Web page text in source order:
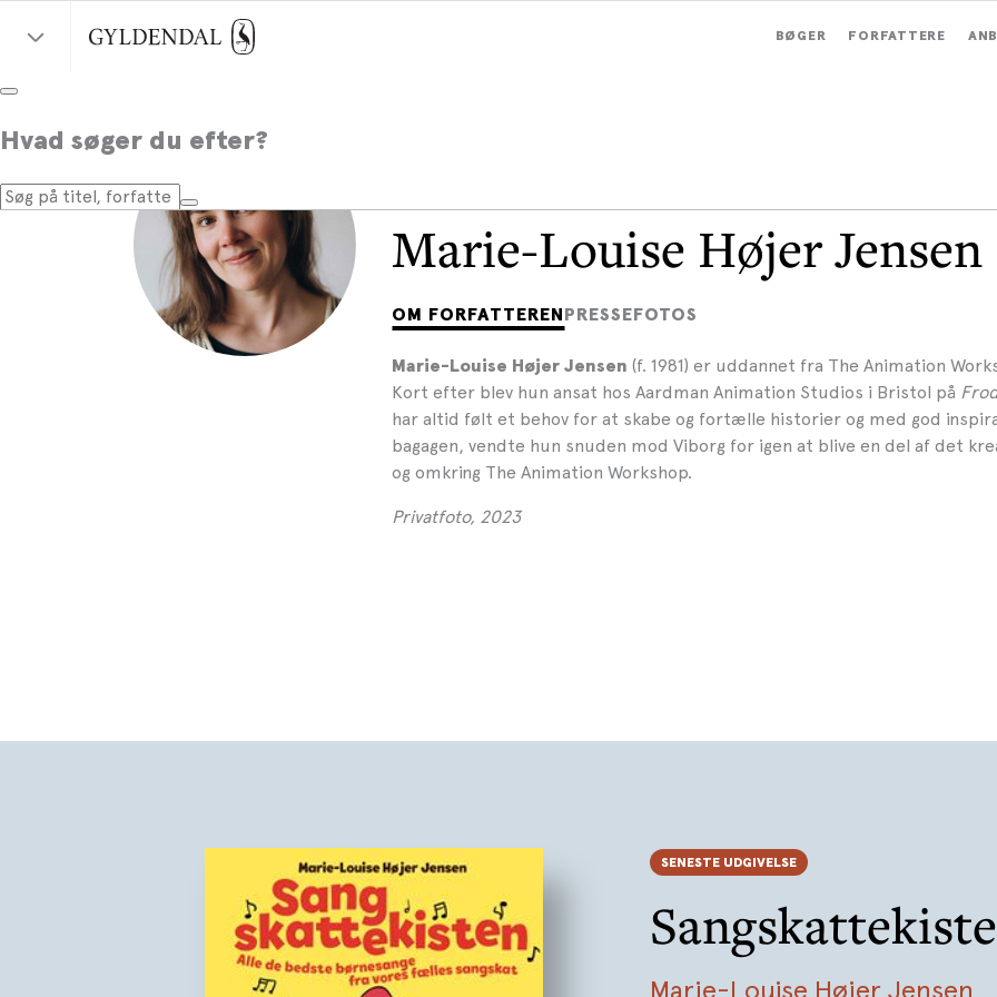
BØGER FORFATTERE
Hvad søger du efter?
Marie-Louise Højer Jensen
OM FORFATTEREN PRESSEFOTOS
Marie-Louise Højer Jensen (f. 1981) er uddannet fra The Animation
Kort efter blev hun ansat hos Aardman Animation Studios i Bristol på
har altid følt et behov for at skabe og fortælle historier og med god
bagagen, vendte hun snuden mod Viborg for igen at blive en del af det
og omkring The Animation Workshop.
Privatfoto, 2023
SENESTE UDGIVELSE
Marie-Louise Højer Jensen